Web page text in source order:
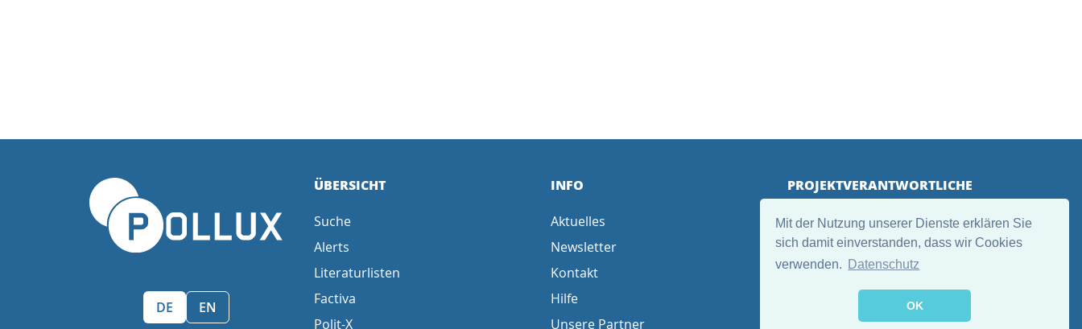
Mit der Nutzung unserer Dienste erklären Sie
sich damit einverstanden, dass wir Cookies
verwenden.
Datenschutz
OK
Sprache wählen/Select language
DE EN
ÜBERSICHT
Suche
Alerts
Literaturlisten
Factiva
Polit-X
INFO
Aktuelles
Newsletter
Kontakt
Hilfe
Unsere Partner
PROJEKTVERANTWORTLICHE